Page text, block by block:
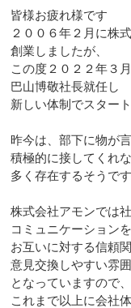
皆様お疲れ様です
２００６年２月に株
創業しましたが、
この度２０２２年３
巴山博敬社長就任し
新しい体制でスター
昨今は、部下に物が
積極的に接してくれ
多く存在するそうです
株式会社アモンでは
コミュニケーション
お互いに対する信頼
意見交換しやすい雰
となっていますので、
これまで以上に会社